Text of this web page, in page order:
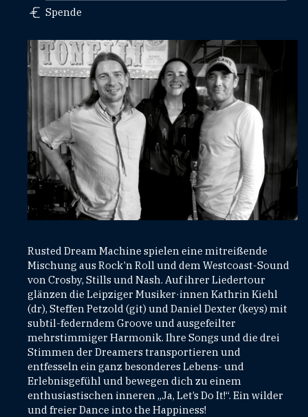
Spende
Rusted Dream Machine spielen eine mitreißende
Mischung aus Rock’n Roll und dem Westcoast-Sound
von Crosby, Stills und Nash. Auf ihrer Liedertour
glänzen die Leipziger Musiker·innen Kathrin Kiehl
(dr), Steffen Petzold (git) und Daniel Dexter (keys) mit
subtil-federndem Groove und ausgefeilter
mehrstimmiger Harmonik. Ihre Songs und die drei
Stimmen der Dreamers transportieren und
entfesseln ein ganz besonderes Lebens- und
Erlebnisgefühl und bewegen dich zu einem
enthusiastischen inneren „Ja, Let’s Do It!“. Ein wilder
und freier Dance into the Happiness!